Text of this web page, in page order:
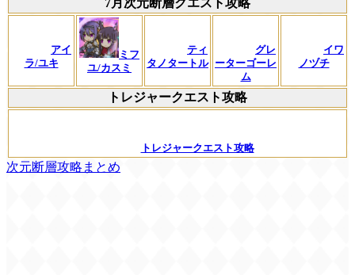
アイ
ラ/ユキ
ミフ
ユ/カスミ
ティ
タノタートル
グレ
ーターゴーレ
ム
イワ
ノヅチ
トレジャークエスト攻略
トレジャークエスト攻略
次元断層攻略まとめ